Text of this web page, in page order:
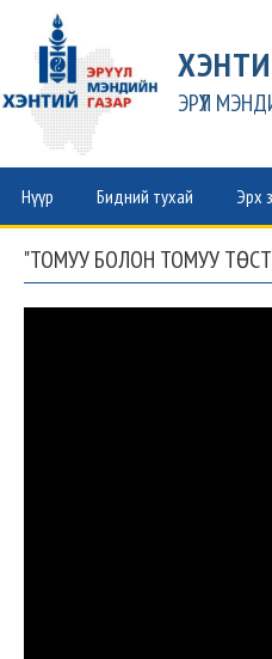
ЭРҮҮЛ
Нүүр Бидний тухай Эрх
"ТОМУУ БОЛОН ТОМУУ